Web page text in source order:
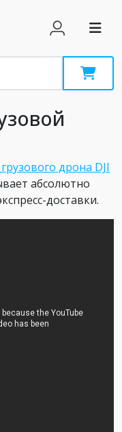
дрона DJI
абсолютно
доставки.